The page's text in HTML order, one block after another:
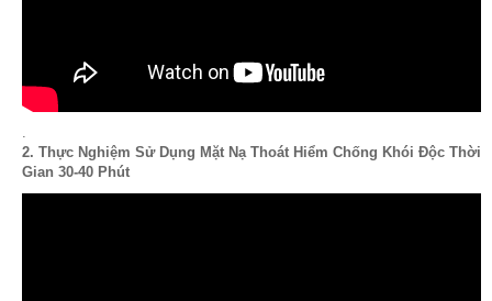
.
2. Thực Nghiệm Sử Dụng Mặt Nạ Thoát Hiểm Chống Khói Độc Thời
Gian 30-40 Phút